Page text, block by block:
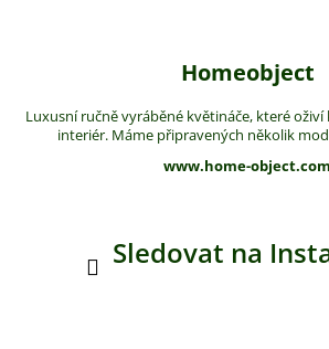
Homeobject
Luxusní ručně vyráběné květináče, které
interiér. Máme připravených několik
www.home-object.com
Sledovat na